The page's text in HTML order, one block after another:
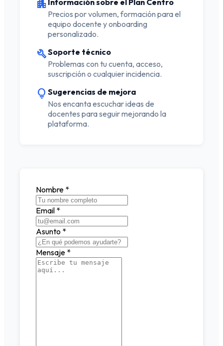
apartment Información sobre el Plan Centro
Precios por volumen, formación para el
equipo docente y onboarding
personalizado.
buildSoporte técnico
Problemas con tu cuenta, acceso,
suscripción o cualquier incidencia.
lightbulb Sugerencias de mejora
Nos encanta escuchar ideas de
docentes para seguir mejorando la
plataforma.
Nombre *
Email *
Asunto *
Mensaje *